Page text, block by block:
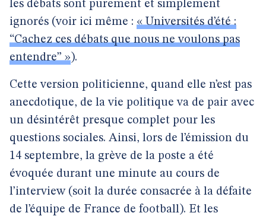
les débats sont purement et simplement
ignorés (voir ici même : « Universités d’été :
“Cachez ces débats que nous ne voulons pas
entendre” »).
Cette version politicienne, quand elle n’est pas
anecdotique, de la vie politique va de pair avec
un désintérêt presque complet pour les
questions sociales. Ainsi, lors de l’émission du
14 septembre, la grève de la poste a été
évoquée durant une minute au cours de
l’interview (soit la durée consacrée à la défaite
de l’équipe de France de football). Et les